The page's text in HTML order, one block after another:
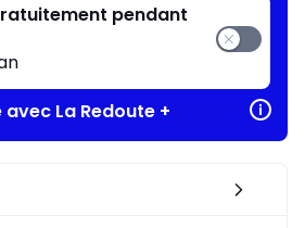
pendant
La Redoute +